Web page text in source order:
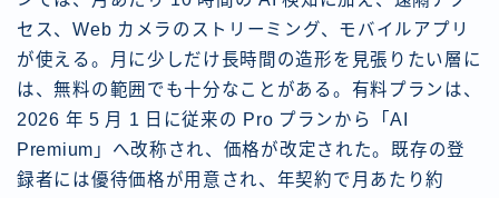
セス、Web カメラのストリーミング、モバイルアプリ
が使える。月に少しだけ長時間の造形を見張りたい層に
は、無料の範囲でも十分なことがある。有料プランは、
2026 年 5 月 1 日に従来の Pro プランから「AI
Premium」へ改称され、価格が改定された。既存の登
録者には優待価格が用意され、年契約で月あたり約